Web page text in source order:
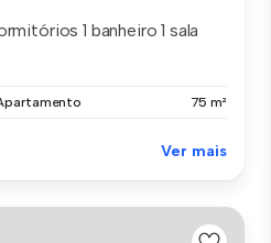
1 banheiro 1 sala
75 m²
Ver mais